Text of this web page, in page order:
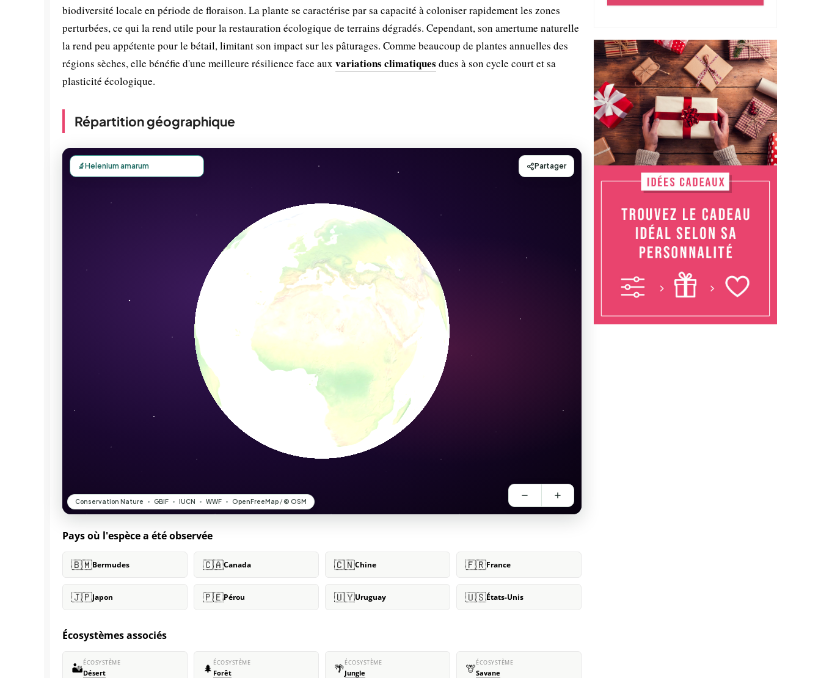
biodiversité locale en période de floraison. La plante se caractérise par sa capacité à coloniser rapidement les zones
perturbées, ce qui la rend utile pour la restauration écologique de terrains dégradés. Cependant, son amertume naturelle
la rend peu appétente pour le bétail, limitant son impact sur les pâturages. Comme beaucoup de plantes annuelles des
régions sèches, elle bénéfie d'une meilleure résilience face aux variations climatiques dues à son cycle court et sa
plasticité écologique.
Répartition géographique
Pays où l'espèce a été observée
🇧🇲Bermudes 🇨🇦Canada 🇨🇳Chine 🇫🇷France
🇯🇵Japon 🇵🇪Pérou 🇺🇾Uruguay 🇺🇸États-Unis
Écosystèmes associés
🏜️ÉCOSYSTÈME
Désert 🌲 ÉCOSYSTÈME
Forêt 🌴ÉCOSYSTÈME
Jungle 🦒ÉCOSYSTÈME
Savane